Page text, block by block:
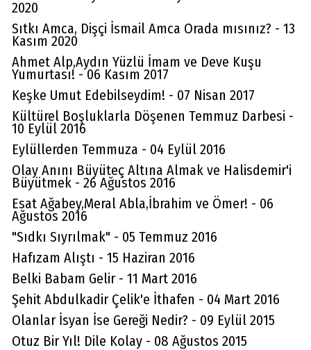
2020
Sıtkı Amca, Dişçi İsmail Amca Orada mısınız? - 13
Kasım 2020
Ahmet Alp,Aydın Yüzlü İmam ve Deve Kuşu
Yumurtası! - 06 Kasım 2017
Keşke Umut Edebilseydim! - 07 Nisan 2017
Kültürel Boşluklarla Döşenen Temmuz Darbesi -
10 Eylül 2016
Eylüllerden Temmuza - 04 Eylül 2016
Olay Anını Büyüteç Altına Almak ve Halisdemir'i
Büyütmek - 26 Ağustos 2016
Esat Ağabey,Meral Abla,İbrahim ve Ömer! - 06
Ağustos 2016
"Sıdkı Sıyrılmak" - 05 Temmuz 2016
Hafızam Alıştı - 15 Haziran 2016
Belki Babam Gelir - 11 Mart 2016
Şehit Abdulkadir Çelik'e İthafen - 04 Mart 2016
Olanlar İsyan İse Gereği Nedir? - 09 Eylül 2015
Otuz Bir Yıl! Dile Kolay - 08 Ağustos 2015